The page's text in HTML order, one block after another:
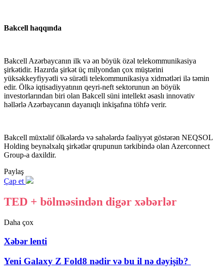
Bakcell haqqında
Bakcell Azərbaycanın ilk və ən böyük özəl telekommunikasiya
şirkətidir. Hazırda şirkət üç milyondan çox müştərini
yüksəkkeyfiyyətli və sürətli telekommunikasiya xidmətləri ilə təmin
edir. Ölkə iqtisadiyyatının qeyri-neft sektorunun ən böyük
investorlarından biri olan Bakcell süni intellekt əsaslı innovativ
həllərlə Azərbaycanın dayanıqlı inkişafına töhfə verir.
Bakcell müxtəlif ölkələrdə və sahələrdə fəaliyyət göstərən NEQSOL
Holding beynəlxalq şirkətlər qrupunun tərkibində olan Azerconnect
Group-a daxildir.
Paylaş
Çap et
TED + bölməsindən digər xəbərlər
Daha çox
Xəbər lenti
Yeni Galaxy Z Fold8 nədir və bu il nə dəyişib?